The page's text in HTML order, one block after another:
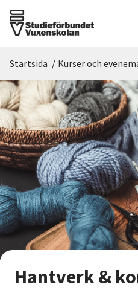
Det här gör vi
För dig som
Sök kurser och
Om SV
Starta studiecirkel
Cirkelledare
Nyheter
Startsida / Kurser och
Hantverk &